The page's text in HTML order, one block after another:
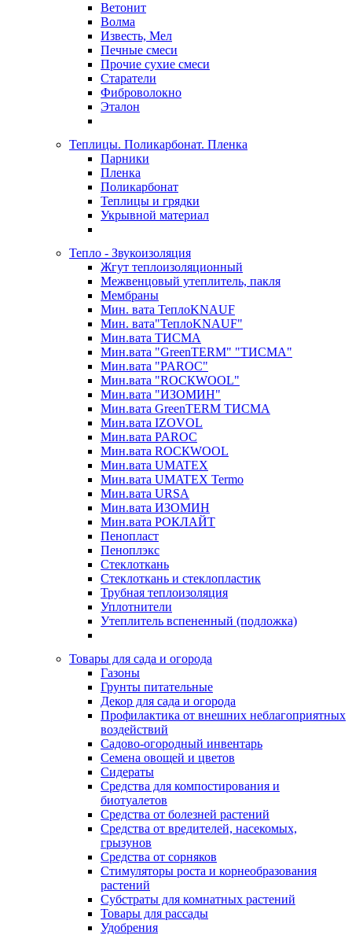
Ветонит
Волма
Известь, Мел
Печные смеси
Прочие сухие смеси
Старатели
Фиброволокно
Эталон
Теплицы. Поликарбонат. Пленка
Парники
Пленка
Поликарбонат
Теплицы и грядки
Укрывной материал
Тепло - Звукоизоляция
Жгут теплоизоляционный
Межвенцовый утеплитель, пакля
Мембраны
Мин. вата ТеплоKNAUF
Мин. вата"ТеплоKNAUF"
Мин.вата ТИСМА
Мин.вата "GreenTERM" "ТИСМА"
Мин.вата "PAROC"
Мин.вата "ROCКWOOL"
Мин.вата "ИЗОМИН"
Мин.вата GreenTERM ТИСМА
Мин.вата IZOVOL
Мин.вата PAROC
Мин.вата ROCКWOOL
Мин.вата UMATEX
Мин.вата UMATEX Termo
Мин.вата URSA
Мин.вата ИЗОМИН
Мин.вата РОКЛАЙТ
Пенопласт
Пеноплэкс
Стеклоткань
Стеклоткань и стеклопластик
Трубная теплоизоляция
Уплотнители
Утеплитель вспененный (подложка)
Товары для сада и огорода
Газоны
Грунты питательные
Декор для сада и огорода
Профилактика от внешних неблагоприятных
воздействий
Садово-огородный инвентарь
Семена овощей и цветов
Сидераты
Средства для компостирования и
биотуалетов
Средства от болезней растений
Средства от вредителей, насекомых,
грызунов
Средства от сорняков
Стимуляторы роста и корнеобразования
растений
Субстраты для комнатных растений
Товары для рассады
Удобрения